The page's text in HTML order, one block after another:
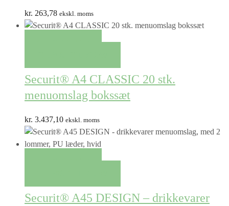
kr. 263,78 ekskl. moms
Securit® A4 CLASSIC 20 stk.
menuomslag bokssæt
kr. 3.437,10 ekskl. moms
Securit® A45 DESIGN – drikkevarer